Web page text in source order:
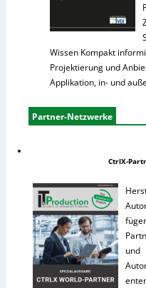
Wissen Kompakt
Projektierung und
Applikation, in- und
Partner-Netzwerke
CtrlX-
und